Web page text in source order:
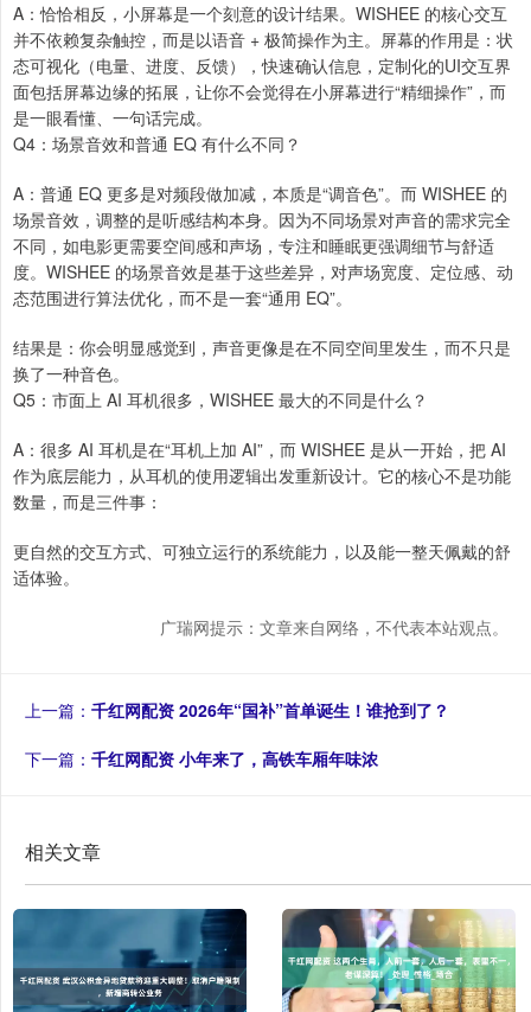
A：恰恰相反，小屏幕是一个刻意的设计结果。WISHEE 的核心交互
并不依赖复杂触控，而是以语音 + 极简操作为主。屏幕的作用是：状
态可视化（电量、进度、反馈），快速确认信息，定制化的UI交互界
面包括屏幕边缘的拓展，让你不会觉得在小屏幕进行“精细操作”，而
是一眼看懂、一句话完成。
Q4：场景音效和普通 EQ 有什么不同？
A：普通 EQ 更多是对频段做加减，本质是“调音色”。而 WISHEE 的
场景音效，调整的是听感结构本身。因为不同场景对声音的需求完全
不同，如电影更需要空间感和声场，专注和睡眠更强调细节与舒适
度。WISHEE 的场景音效是基于这些差异，对声场宽度、定位感、动
态范围进行算法优化，而不是一套“通用 EQ”。
结果是：你会明显感觉到，声音更像是在不同空间里发生，而不只是
换了一种音色。
Q5：市面上 AI 耳机很多，WISHEE 最大的不同是什么？
A：很多 AI 耳机是在“耳机上加 AI”，而 WISHEE 是从一开始，把 AI
作为底层能力，从耳机的使用逻辑出发重新设计。它的核心不是功能
数量，而是三件事：
更自然的交互方式、可独立运行的系统能力，以及能一整天佩戴的舒
适体验。
广瑞网提示：文章来自网络，不代表本站观点。
上一篇： 千红网配资 2026年“国补”首单诞生！谁抢到了？
下一篇： 千红网配资 小年来了，高铁车厢年味浓
相关文章